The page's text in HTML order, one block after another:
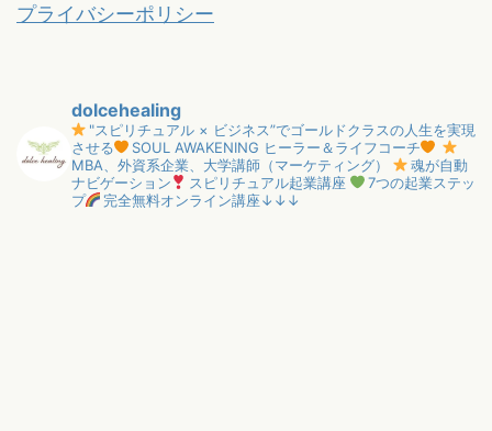
プライバシーポリシー
dolcehealing
"スピリチュアル × ビジネス”でゴールドクラスの人生を実現
させる
SOUL AWAKENING ヒーラー＆ライフコーチ
MBA、外資系企業、大学講師（マーケティング）
魂が自動
ナビゲーション
スピリチュアル起業講座
7つの起業ステッ
プ
完全無料オンライン講座↓↓↓